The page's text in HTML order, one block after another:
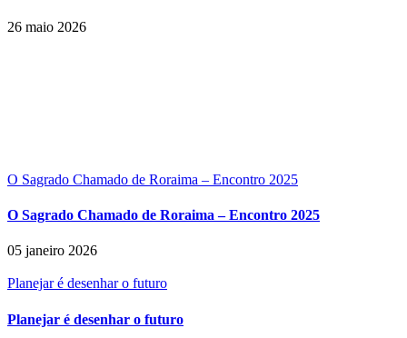
26 maio 2026
O Sagrado Chamado de Roraima – Encontro 2025
O Sagrado Chamado de Roraima – Encontro 2025
05 janeiro 2026
Planejar é desenhar o futuro
Planejar é desenhar o futuro